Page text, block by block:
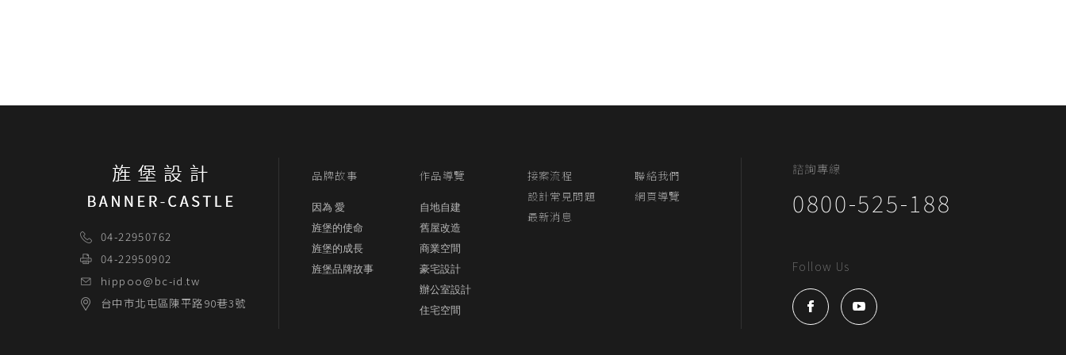
04-22950762
04-22950902
hippoo@bc-id.tw
台中市北屯區陳平路90巷3號
品牌故事
因為 愛
旌堡的使命
旌堡的成長
旌堡品牌故事
作品導覽
自地自建
舊屋改造
商業空間
豪宅設計
辦公室設計
住宅空間
接案流程
設計常見問題
最新消息
聯絡我們
網頁導覽
諮詢專線
0800-525-188
Follow Us